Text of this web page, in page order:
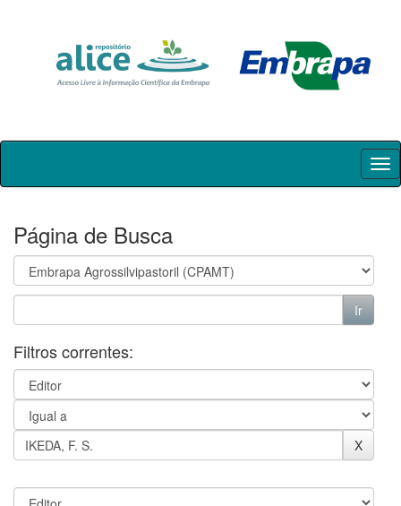
Skip
Página de Busca
Filtros correntes: